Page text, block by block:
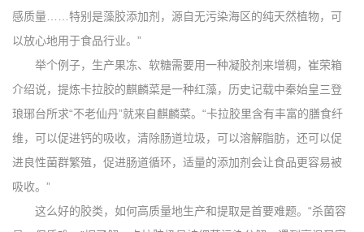
感质量……特别是藻胶添加剂，源自无污染海区的纯天然植物，可
以放心地用于食品行业。”
举个例子，生产果冻、软糖需要用一种凝胶剂来增稠，崔荣箱
介绍说，提炼卡拉胶的麒麟菜是一种红藻，历史记载中秦始皇三登
琅琊台所求“不老仙丹”就来自麒麟菜。“卡拉胶里含有丰富的膳食纤
维，可以促进钙的吸收，清除肠道垃圾，可以溶解脂肪，还可以促
进良性菌群繁殖，促进肠道循环，适量的添加剂会让食品更容易被
吸收。”
这么好的胶类，如何高质量地生产和提取是首要难题。“杀菌容